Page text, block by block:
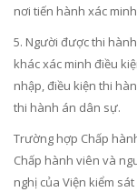
nơi tiến hành xác
5. Người được thi
khác xác minh điều
nhập, điều kiện thi
thi hành án dân sự.
Trường hợp Chấp
Chấp hành viên và
nghị của Viện kiểm